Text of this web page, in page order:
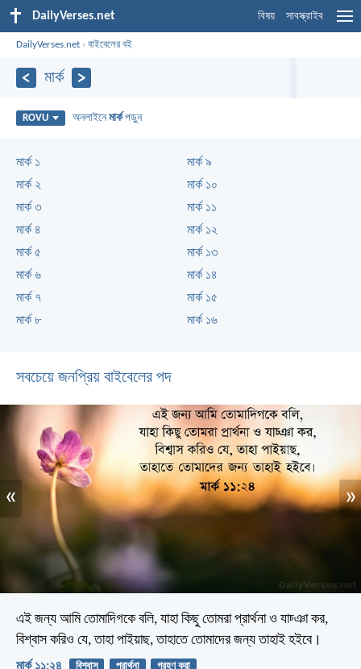
DailyVerses.net বিষয় সাবস্ক্রাইব
DailyVerses.net ›বাইবেলের বই
মার্ক
ROVU অনলাইনেমার্কপড়ুন
মার্ক ১
মার্ক ২
মার্ক ৩
মার্ক ৪
মার্ক ৫
মার্ক ৬
মার্ক ৭
মার্ক ৮
মার্ক ৯
মার্ক ১০
মার্ক ১১
মার্ক ১২
মার্ক ১৩
মার্ক ১৪
মার্ক ১৫
মার্ক ১৬
সবচেয়ে জনপ্রিয় বাইবেলের পদ
« »
এই জন্য আমি তোমাদিগকে বলি, যাহা কিছু তোমরা প্রার্থনা ও যাচ্ঞা কর,
বিশ্বাস করিও যে, তাহা পাইয়াছ, তাহাতে তোমাদের জন্য তাহাই হইবে।
মার্ক ১১:২৪ বিশ্বাস প্রার্থনা গ্রহণ করা